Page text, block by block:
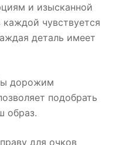
и изысканной
чувствуется
деталь имеет
дорожим
подобрать
образ.
для очков